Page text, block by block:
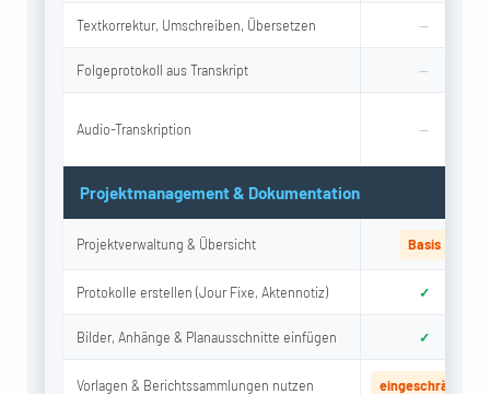
Textkorrektur, Umschreiben, Übersetzen —
Folgeprotokoll aus Transkript —
Audio-Transkription —
Projektmanagement & Dokumentation
Projektverwaltung & Übersicht Basis
Protokolle erstellen (Jour Fixe, Aktennotiz) ✓
Bilder, Anhänge & Planausschnitte einfügen ✓
Vorlagen & Berichtssammlungen nutzen eingeschränkt